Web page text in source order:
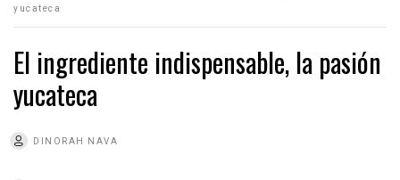
yucateca
El ingrediente indispensable, la pasión
yucateca
DINORAH NAVA